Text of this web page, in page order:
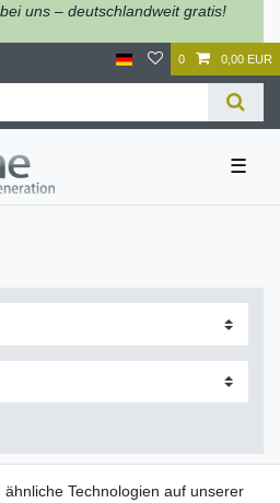
uns – deutschlandweit gratis!
0 0,00 EUR
☰
Technologien auf unserer